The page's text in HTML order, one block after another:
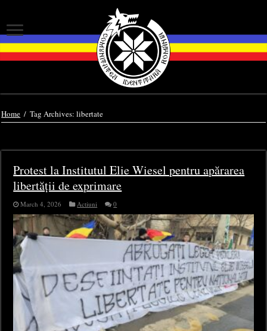
Home / Tag Archives: libertate
Protest la Institutul Elie Wiesel pentru apărarea
libertății de exprimare
March 4, 2026 Actiuni 0